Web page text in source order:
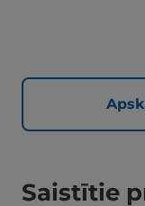
Saistītie